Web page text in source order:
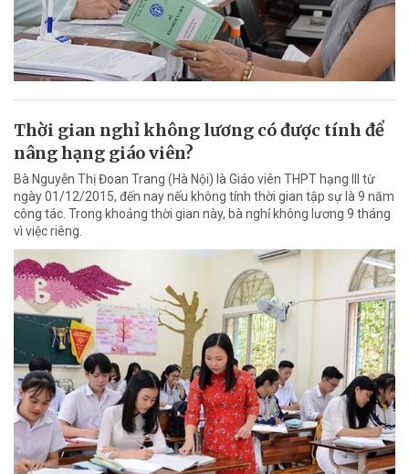
Thời gian nghỉ không lương có được tính để
nâng hạng giáo viên?
Bà Nguyễn Thị Đoan Trang (Hà Nội) là Giáo viên THPT hạng III từ
ngày 01/12/2015, đến nay nếu không tính thời gian tập sự là 9 năm
công tác. Trong khoảng thời gian này, bà nghỉ không lương 9 tháng
vì việc riêng.